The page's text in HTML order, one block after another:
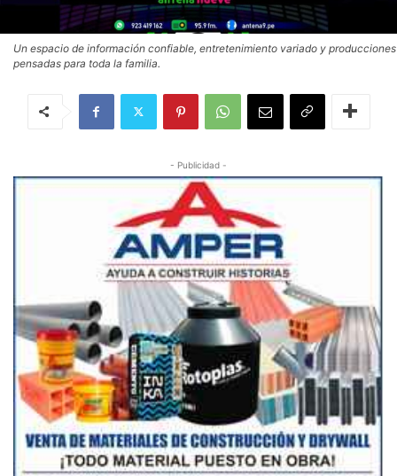
Un espacio de información confiable, entretenimiento variado y producciones
pensadas para toda la familia.
- Publicidad -